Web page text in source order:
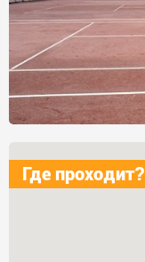
Где проходит?